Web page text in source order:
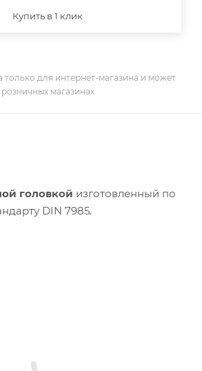
Купить в 1 клик
только для интернет-магазина и может
магазинах
головкой изготовленный по
DIN 7985.
пластмассами. Сфера
поскольку монтируется в